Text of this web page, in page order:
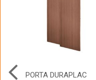
PORTA DURAPLAC